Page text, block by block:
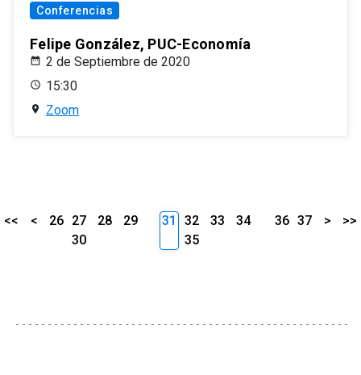
Conferencias
Felipe González, PUC-Economía
2 de Septiembre de 2020
15:30
Zoom
<< < 26 27 28
29
30
31 32 33
34
35
36 37 > >>